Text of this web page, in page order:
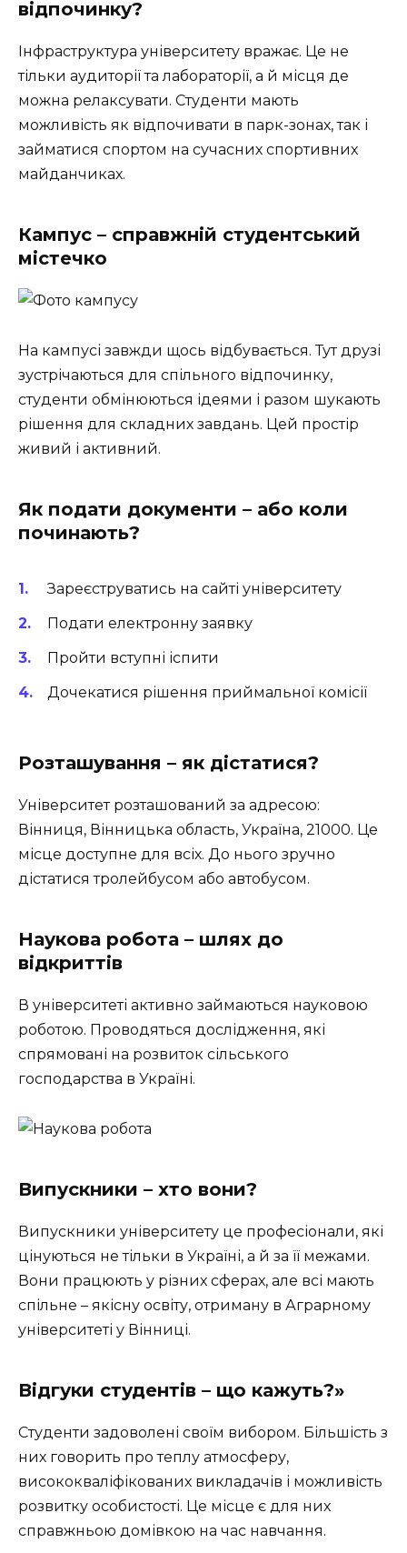
відпочинку?
Інфраструктура університету вражає. Це не
тільки аудиторії та лабораторії, а й місця де
можна релаксувати. Студенти мають
можливість як відпочивати в парк-зонах, так і
займатися спортом на сучасних спортивних
майданчиках.
Кампус – справжній студентський
містечко
На кампусі завжди щось відбувається. Тут друзі
зустрічаються для спільного відпочинку,
студенти обмінюються ідеями і разом шукають
рішення для складних завдань. Цей простір
живий і активний.
Як подати документи – або коли
починають?
Зареєструватись на сайті університету
Подати електронну заявку
Пройти вступні іспити
Дочекатися рішення приймальної комісії
Розташування – як дістатися?
Університет розташований за адресою:
Вінниця, Вінницька область, Україна, 21000. Це
місце доступне для всіх. До нього зручно
дістатися тролейбусом або автобусом.
Наукова робота – шлях до
відкриттів
В університеті активно займаються науковою
роботою. Проводяться дослідження, які
спрямовані на розвиток сільського
господарства в Україні.
Випускники – хто вони?
Випускники університету це професіонали, які
цінуються не тільки в Україні, а й за її межами.
Вони працюють у різних сферах, але всі мають
спільне – якісну освіту, отриману в Аграрному
університеті у Вінниці.
Відгуки студентів – що кажуть?»
Студенти задоволені своїм вибором. Більшість з
них говорить про теплу атмосферу,
висококваліфікованих викладачів і можливість
розвитку особистості. Це місце є для них
справжньою домівкою на час навчання.